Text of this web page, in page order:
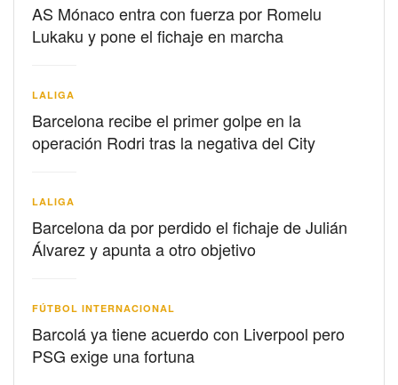
AS Mónaco entra con fuerza por Romelu
Lukaku y pone el fichaje en marcha
LALIGA
Barcelona recibe el primer golpe en la
operación Rodri tras la negativa del City
LALIGA
Barcelona da por perdido el fichaje de Julián
Álvarez y apunta a otro objetivo
FÚTBOL INTERNACIONAL
Barcolá ya tiene acuerdo con Liverpool pero
PSG exige una fortuna